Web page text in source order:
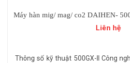
Máy hàn mig/ mag/ co2 DAIHEN-
mig, hàn que, thổi
Liên hệ
Thông số kỹ thuật 500GX-II Công